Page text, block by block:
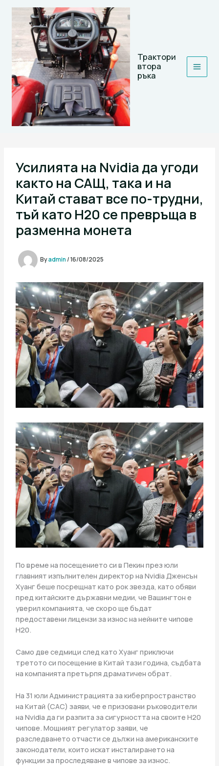
Skip
Трактори
втора
ръка
Усилията на Nvidia да угоди
както на САЩ, така и на
Китай стават все по-трудни,
тъй като H20 се превръща в
разменна монета
Byadmin/16/08/2025
По време на посещението си в Пекин през юли
главният изпълнителен директор на Nvidia Дженсън
Хуанг беше посрещнат като рок звезда, като обяви
пред китайските държавни медии, че Вашингтон е
уверил компанията, че скоро ще бъдат
предоставени лицензи за износ на нейните чипове
H20.
Само две седмици след като Хуанг приключи
третото си посещение в Китай тази година, съдбата
на компанията претърпя драматичен обрат.
На 31 юли Администрацията за киберпространство
на Китай (CAC) заяви, че е призовани ръководители
на Nvidia да ги разпита за сигурността на своите H20
чипове. Мощният регулатор заяви, че
разследването отчасти се дължи на американските
законодатели, които искат инсталирането на
функции за проследяване в чипове за износ.